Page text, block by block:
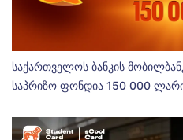
საქართველოს ბანკის
საპრიზო ფონდია 150 000